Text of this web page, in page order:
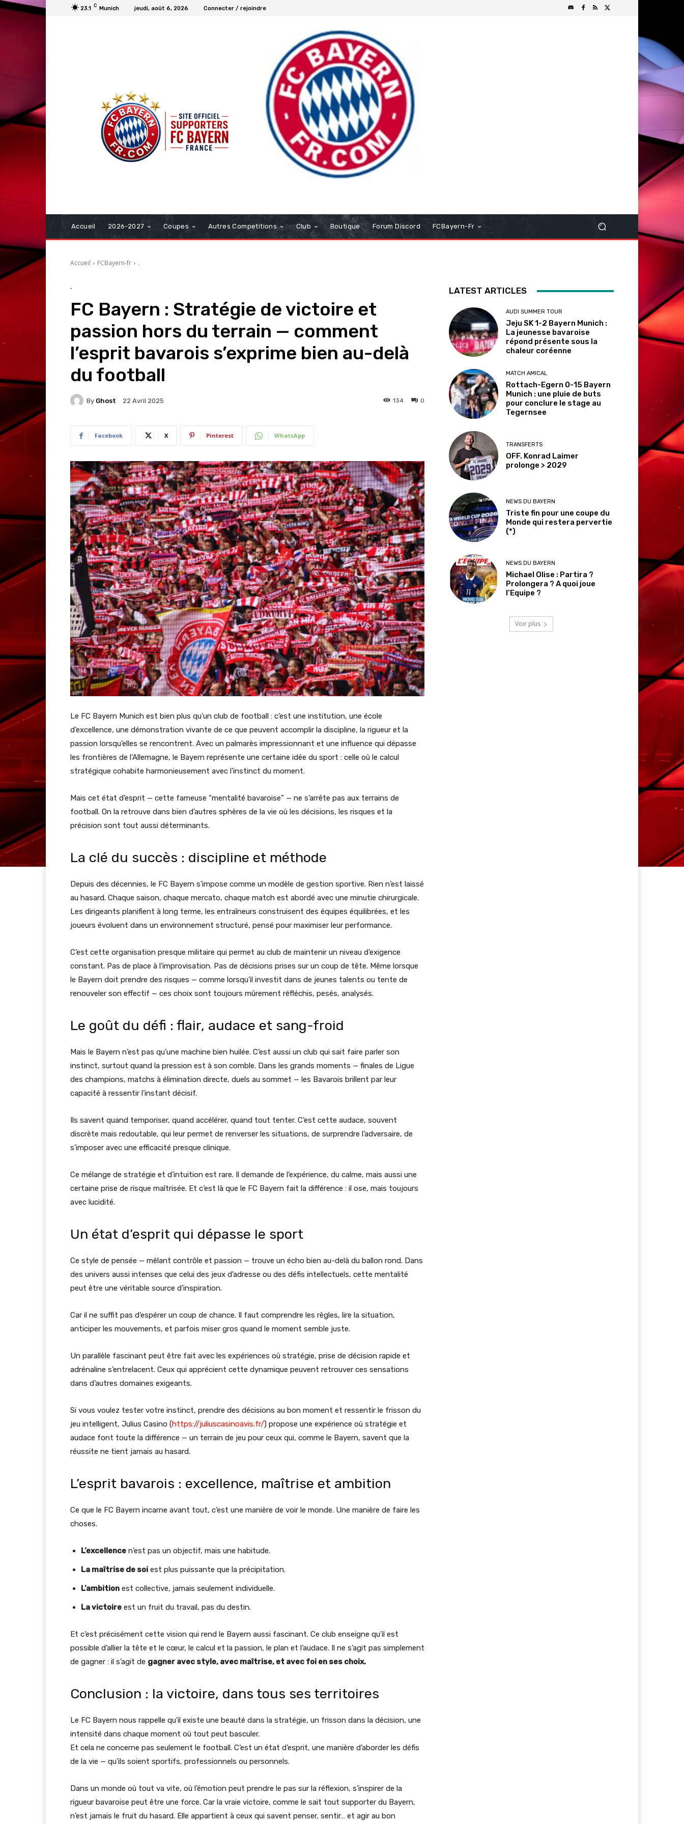
23.1 C Munich jeudi, août 6, 2026 Connecter / rejoindre
Accueil 2026-2027 Coupes Autres Competitions Club Boutique Forum Discord FCBayern-Fr
Accueil FCBayern-fr .
.
FC Bayern : Stratégie de victoire et
passion hors du terrain — comment
l’esprit bavarois s’exprime bien au-delà
du football
By Ghost 22 Avril 2025 0
134
Facebook X Pinterest WhatsApp
Le FC Bayern Munich est bien plus qu’un club de football : c’est une institution, une école
d’excellence, une démonstration vivante de ce que peuvent accomplir la discipline, la rigueur et la
passion lorsqu’elles se rencontrent. Avec un palmarès impressionnant et une influence qui dépasse
les frontières de l’Allemagne, le Bayern représente une certaine idée du sport : celle où le calcul
stratégique cohabite harmonieusement avec l’instinct du moment.
Mais cet état d’esprit — cette fameuse “mentalité bavaroise” — ne s’arrête pas aux terrains de
football. On la retrouve dans bien d’autres sphères de la vie où les décisions, les risques et la
précision sont tout aussi déterminants.
La clé du succès : discipline et méthode
Depuis des décennies, le FC Bayern s’impose comme un modèle de gestion sportive. Rien n’est laissé
au hasard. Chaque saison, chaque mercato, chaque match est abordé avec une minutie chirurgicale.
Les dirigeants planifient à long terme, les entraîneurs construisent des équipes équilibrées, et les
joueurs évoluent dans un environnement structuré, pensé pour maximiser leur performance.
C’est cette organisation presque militaire qui permet au club de maintenir un niveau d’exigence
constant. Pas de place à l’improvisation. Pas de décisions prises sur un coup de tête. Même lorsque
le Bayern doit prendre des risques — comme lorsqu’il investit dans de jeunes talents ou tente de
renouveler son effectif — ces choix sont toujours mûrement réfléchis, pesés, analysés.
Le goût du défi : flair, audace et sang-froid
Mais le Bayern n’est pas qu’une machine bien huilée. C’est aussi un club qui sait faire parler son
instinct, surtout quand la pression est à son comble. Dans les grands moments — finales de Ligue
des champions, matchs à élimination directe, duels au sommet — les Bavarois brillent par leur
capacité à ressentir l’instant décisif.
Ils savent quand temporiser, quand accélérer, quand tout tenter. C’est cette audace, souvent
discrète mais redoutable, qui leur permet de renverser les situations, de surprendre l’adversaire, de
s’imposer avec une efficacité presque clinique.
Ce mélange de stratégie et d’intuition est rare. Il demande de l’expérience, du calme, mais aussi une
certaine prise de risque maîtrisée. Et c’est là que le FC Bayern fait la différence : il ose, mais toujours
avec lucidité.
Un état d’esprit qui dépasse le sport
Ce style de pensée — mêlant contrôle et passion — trouve un écho bien au-delà du ballon rond. Dans
des univers aussi intenses que celui des jeux d’adresse ou des défis intellectuels, cette mentalité
peut être une véritable source d’inspiration.
Car il ne suffit pas d’espérer un coup de chance. Il faut comprendre les règles, lire la situation,
anticiper les mouvements, et parfois miser gros quand le moment semble juste.
Un parallèle fascinant peut être fait avec les expériences où stratégie, prise de décision rapide et
adrénaline s’entrelacent. Ceux qui apprécient cette dynamique peuvent retrouver ces sensations
dans d’autres domaines exigeants.
Si vous voulez tester votre instinct, prendre des décisions au bon moment et ressentir le frisson du
jeu intelligent, Julius Casino (https://juliuscasinoavis.fr/) propose une expérience où stratégie et
audace font toute la différence — un terrain de jeu pour ceux qui, comme le Bayern, savent que la
réussite ne tient jamais au hasard.
L’esprit bavarois : excellence, maîtrise et ambition
Ce que le FC Bayern incarne avant tout, c’est une manière de voir le monde. Une manière de faire les
choses.
L’excellence n’est pas un objectif, mais une habitude.
La maîtrise de soi est plus puissante que la précipitation.
L’ambition est collective, jamais seulement individuelle.
La victoire est un fruit du travail, pas du destin.
Et c’est précisément cette vision qui rend le Bayern aussi fascinant. Ce club enseigne qu’il est
possible d’allier la tête et le cœur, le calcul et la passion, le plan et l’audace. Il ne s’agit pas simplement
de gagner : il s’agit de gagner avec style, avec maîtrise, et avec foi en ses choix.
Conclusion : la victoire, dans tous ses territoires
Le FC Bayern nous rappelle qu’il existe une beauté dans la stratégie, un frisson dans la décision, une
intensité dans chaque moment où tout peut basculer.
Et cela ne concerne pas seulement le football. C’est un état d’esprit, une manière d’aborder les défis
de la vie — qu’ils soient sportifs, professionnels ou personnels.
Dans un monde où tout va vite, où l’émotion peut prendre le pas sur la réflexion, s’inspirer de la
rigueur bavaroise peut être une force. Car la vraie victoire, comme le sait tout supporter du Bayern,
n’est jamais le fruit du hasard. Elle appartient à ceux qui savent penser, sentir… et agir au bon
LATEST ARTICLES
AUDI SUMMER TOUR
Jeju SK 1-2 Bayern Munich :
La jeunesse bavaroise
répond présente sous la
chaleur coréenne
MATCH AMICAL
Rottach-Egern 0-15 Bayern
Munich : une pluie de buts
pour conclure le stage au
Tegernsee
TRANSFERTS
OFF. Konrad Laimer
prolonge > 2029
NEWS DU BAYERN
Triste fin pour une coupe du
Monde qui restera pervertie
(*)
NEWS DU BAYERN
Michael Olise : Partira ?
Prolongera ? A quoi joue
l’Equipe ?
Voir plus